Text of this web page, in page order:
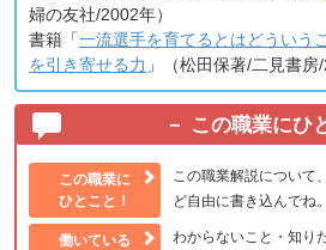
婦の友社/2002年）
書籍「一流選手を育てるとはどういう
を引き寄せる力 」（松田保著/二見書房/
この職業にひ
この職業に
ひとこと！
この職業解説について
ど自由に書き込んでね。
働いている
わからないこと・知り